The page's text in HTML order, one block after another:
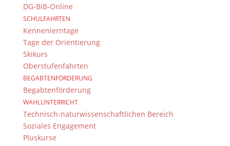
DG-BiB-Online
SCHULFAHRTEN
Kennenlerntage
Tage der Orientierung
Skikurs
Oberstufenfahrten
BEGABTENFÖRDERUNG
Begabtenförderung
WAHLUNTERRICHT
Technisch-naturwissenschaftlichen Bereich
Soziales Engagement
Pluskurse